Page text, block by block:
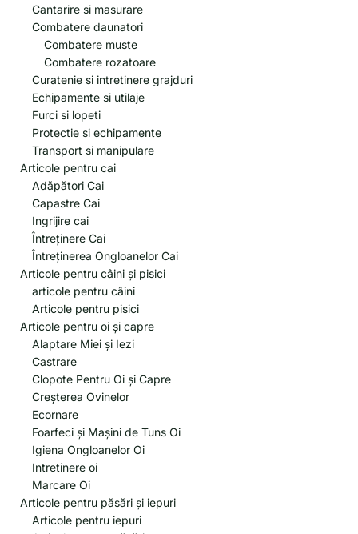
Cantarire si masurare
Combatere daunatori
Combatere muste
Combatere rozatoare
Curatenie si intretinere grajduri
Echipamente si utilaje
Furci si lopeti
Protectie si echipamente
Transport si manipulare
Articole pentru cai
Adăpători Cai
Capastre Cai
Ingrijire cai
Întreținere Cai
Întreținerea Ongloanelor Cai
Articole pentru câini și pisici
articole pentru câini
Articole pentru pisici
Articole pentru oi și capre
Alaptare Miei și Iezi
Castrare
Clopote Pentru Oi și Capre
Creșterea Ovinelor
Ecornare
Foarfeci și Mașini de Tuns Oi
Igiena Ongloanelor Oi
Intretinere oi
Marcare Oi
Articole pentru păsări și iepuri
Articole pentru iepuri